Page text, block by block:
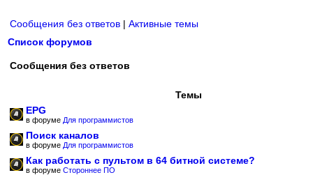
Сообщения без ответов | Активные темы
Список форумов
Сообщения без ответов
Темы
EPG
в форуме Для программистов
Поиск каналов
в форуме Для программистов
Как работать с пультом в 64 битной системе?
в форуме Стороннее ПО